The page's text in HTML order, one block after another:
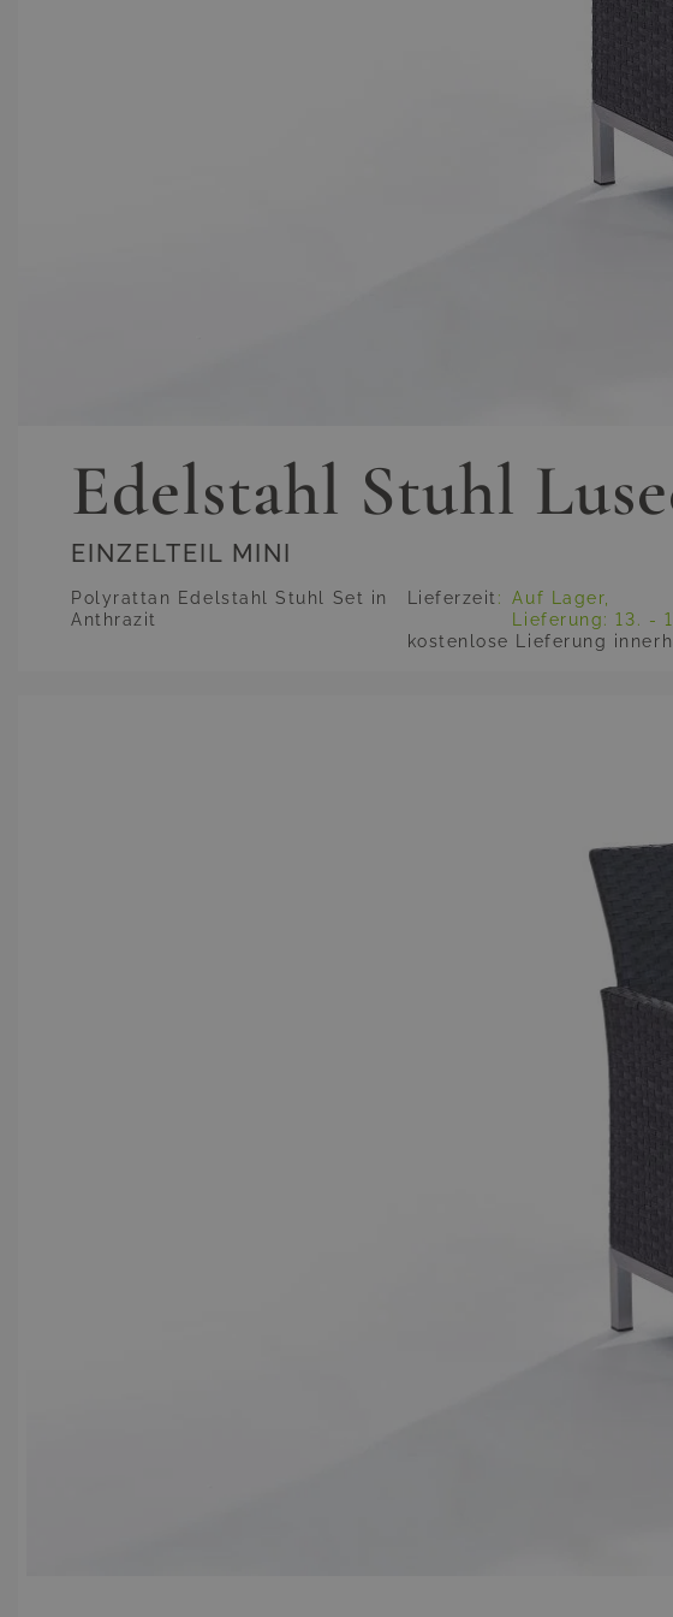
Edelstahl Stuhl
EINZELTEIL MINI
Polyrattan Edelstahl Stuhl Set in
Anthrazit
Lieferzeit:
Auf Lager,
Lieferung: 13. -
kostenlose Lieferung